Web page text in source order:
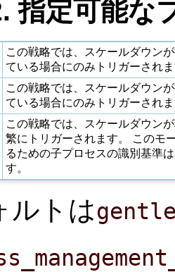
指定可能な
この戦略では、スケールダウン
ている場合にのみトリガーされ
この戦略では、スケールダウン
ている場合にのみトリガーされ
この戦略では、スケールダウン
繁にトリガーされます。 このモ
るための子プロセスの識別基準
す。
ルトは